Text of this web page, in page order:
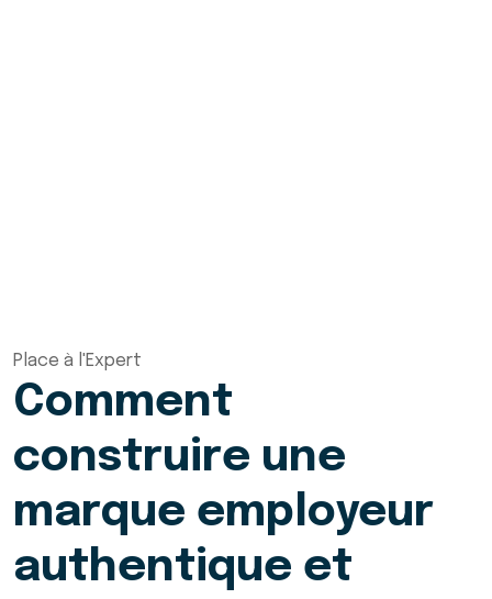
Place à l'Expert
Comment
construire une
marque employeur
authentique et